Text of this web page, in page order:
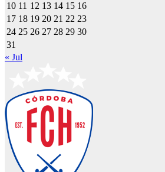
10 11 12 13 14 15 16
17 18 19 20 21 22 23
24 25 26 27 28 29 30
31
« Jul